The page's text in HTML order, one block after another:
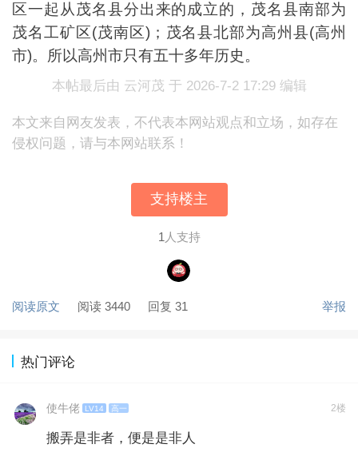
区一起从茂名县分出来的成立的，茂名县南部为
茂名工矿区(茂南区)；茂名县北部为高州县(高州
市)。所以高州市只有五十多年历史。
本帖最后由 云河茂 于 2026-7-2 17:29 编辑
本文来自网友发表，不代表本网站观点和立场，如存在
侵权问题，请与本网站联系！
支持楼主
1 人支持
阅读原文 阅读 3440 回复 31 举报
热门评论
使牛佬 LV14 高一 2楼
搬弄是非者，便是是非人